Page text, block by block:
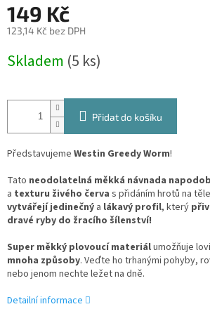
149 Kč
123,14 Kč bez DPH
cena:
Skladem (5 ks)
Přidat do košíku
Představujeme Westin Greedy Worm!
Tato neodolatelná měkká návnada
a texturu živého červa s přidáním hrotů na
vytvářejí jedinečný a lákavý profil, který
dravé ryby do žracího šílenství!
Super měkký plovoucí materiálumožňuje
mnoha způsoby. Veďte ho trhanými pohyby,
nebo jenom nechte ležet na dně.
Detailní informace